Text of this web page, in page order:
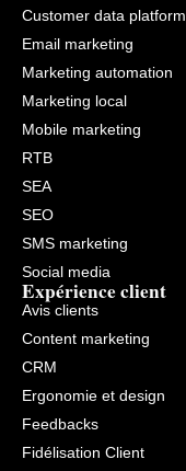
Customer data platform
Email marketing
Marketing automation
Marketing local
Mobile marketing
RTB
SEA
SEO
SMS marketing
Social media
Expérience client
Avis clients
Content marketing
CRM
Ergonomie et design
Feedbacks
Fidélisation Client